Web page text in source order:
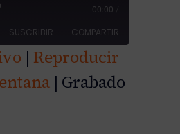
00:00
SUSCRIBIR COMPARTIR
| Reproducir
| Grabado